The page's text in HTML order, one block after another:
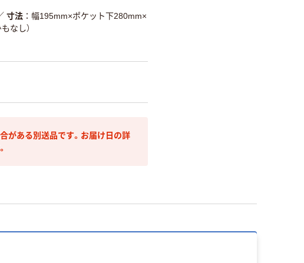
寸法
幅195mm×ポケット下280mm×
なし）
がある別送品です。お届け日の詳